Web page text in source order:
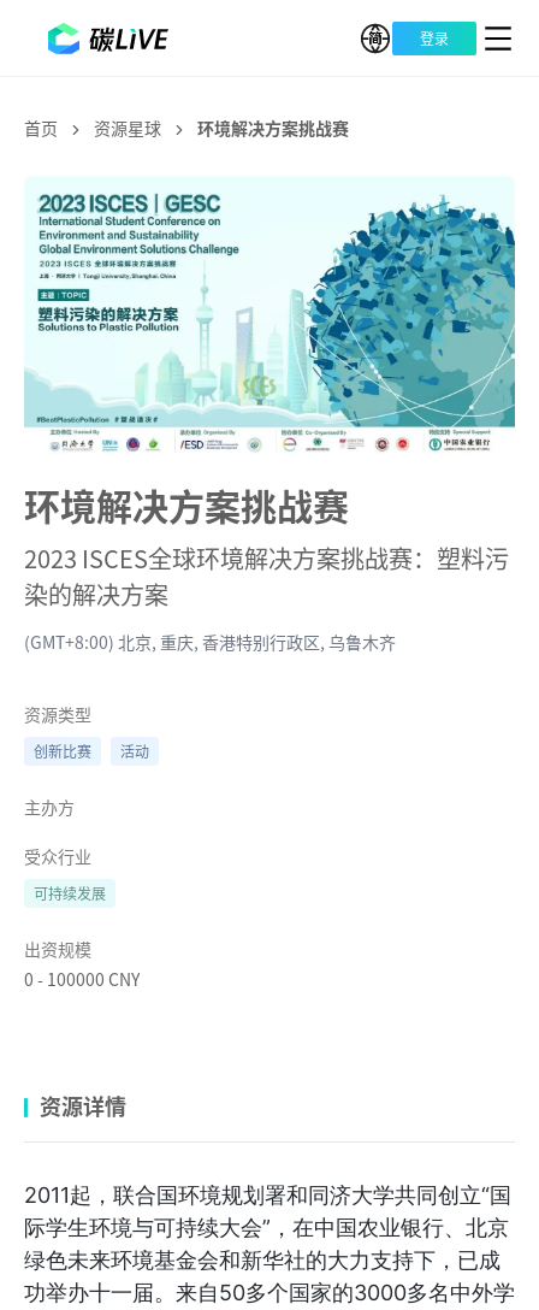
登录
首页 资源星球 环境解决方案挑战赛
环境解决方案挑战赛
2023 ISCES全球环境解决方案挑战赛：塑料污
染的解决方案
(GMT+8:00) 北京, 重庆, 香港特别行政区, 乌鲁木齐
资源类型
创新比赛 活动
主办方
受众行业
可持续发展
出资规模
0 - 100000 CNY
资源详情
2011起，联合国环境规划署和同济大学共同创立“国
际学生环境与可持续大会”，在中国农业银行、北京
绿色未来环境基金会和新华社的大力支持下，已成
功举办十一届。来自50多个国家的3000多名中外学